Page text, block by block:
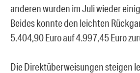
anderen wurden im Juli wieder
Beides konnte den leichten
5.404,90 Euro auf 4.997,45 Euro
Die Direktüberweisungen steigen